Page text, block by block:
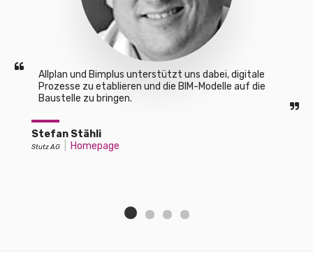
Allplan und Bimplus unterstützt uns dabei, digitale
Prozesse zu etablieren und die BIM-Modelle auf die
Baustelle zu bringen.
Stefan Stähli
Stutz AG Homepage